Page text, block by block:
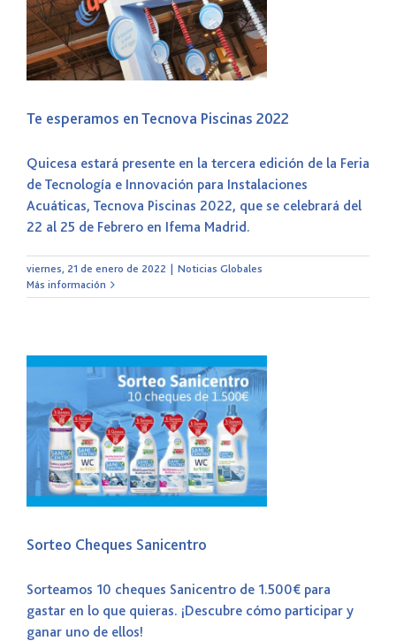
Te esperamos en Tecnova Piscinas 2022
Quicesa estará presente en la tercera edición de la Feria
de Tecnología e Innovación para Instalaciones
Acuáticas, Tecnova Piscinas 2022, que se celebrará del
22 al 25 de Febrero en Ifema Madrid.
viernes, 21 de enero de 2022 | Noticias Globales
Más información
Sorteo Cheques Sanicentro
Sorteamos 10 cheques Sanicentro de 1.500€ para
gastar en lo que quieras. ¡Descubre cómo participar y
ganar uno de ellos!